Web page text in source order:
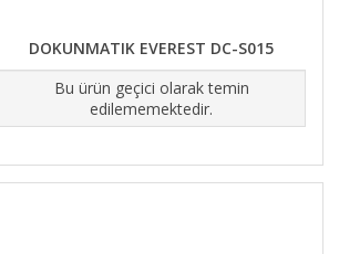
DOKUNMATIK EVEREST DC-S015
Bu ürün geçici olarak temin
edilememektedir.